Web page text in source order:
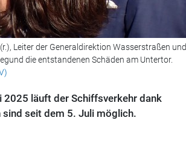
Leiter der Generaldirektion Wasserstraßen und
die entstandenen Schäden am Untertor.
2025 läuft der Schiffsverkehr dank
seit dem 5. Juli möglich.